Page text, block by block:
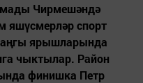
Чирмешәндә
яшүсмерләр спорт
ярышларында
чыктылар. Район
финишка Петр